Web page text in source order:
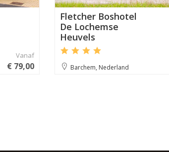
Vanaf
€ 79,00
Fletcher Boshotel
De Lochemse
Heuvels
Barchem, Nederland